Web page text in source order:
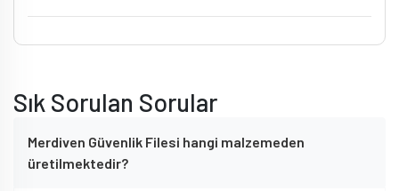
Sık Sorulan Sorular
Merdiven Güvenlik Filesi hangi malzemeden
üretilmektedir?